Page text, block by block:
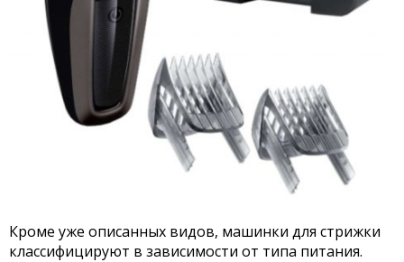
Кроме уже описанных видов, машинки для стрижки
классифицируют в зависимости от типа питания.